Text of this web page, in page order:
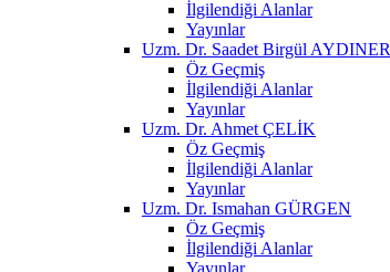
İlgilendiği Alanlar
Yayınlar
Uzm. Dr. Saadet Birgül AYDINER
Öz Geçmiş
İlgilendiği Alanlar
Yayınlar
Uzm. Dr. Ahmet ÇELİK
Öz Geçmiş
İlgilendiği Alanlar
Yayınlar
Uzm. Dr. Ismahan GÜRGEN
Öz Geçmiş
İlgilendiği Alanlar
Yayınlar